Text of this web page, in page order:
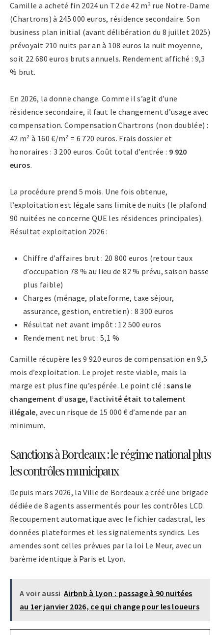
Camille a acheté fin 2024 un T2 de 42 m² rue Notre-Dame
(Chartrons) à 245 000 euros, résidence secondaire. Son
business plan initial (avant délibération du 8 juillet 2025)
prévoyait 210 nuits par an à 108 euros la nuit moyenne,
soit 22 680 euros bruts annuels. Rendement affiché : 9,3
% brut.
En 2026, la donne change. Comme il s’agit d’une
résidence secondaire, il faut le changement d’usage avec
compensation. Compensation Chartrons (non doublée) :
42 m² à 160 €/m² = 6 720 euros. Frais dossier et
honoraires : 3 200 euros. Coût total d’entrée : 9 920
euros.
La procédure prend 5 mois. Une fois obtenue,
l’exploitation est légale sans limite de nuits (le plafond
90 nuitées ne concerne QUE les résidences principales).
Résultat exploitation 2026 :
Chiffre d’affaires brut : 20 800 euros (retour taux
d’occupation 78 % au lieu de 82 % prévu, saison basse
plus faible)
Charges (ménage, plateforme, taxe séjour,
assurance, gestion, entretien) : 8 300 euros
Résultat net avant impôt : 12 500 euros
Rendement net brut : 5,1 %
Camille récupère les 9 920 euros de compensation en 9,5
mois d’exploitation. Le projet reste viable, mais la
marge est plus fine qu’espérée. Le point clé :sans le
changement d’usage, l’activité était totalement
illégale, avec un risque de 15 000 € d’amende par an
minimum.
Sanctions à Bordeaux : le régime national plus
les contrôles municipaux
Depuis mars 2026, la Ville de Bordeaux a créé une brigade
dédiée de 8 agents assermentés pour les contrôles LCD.
Recoupement automatique avec le fichier cadastral, les
données plateformes et les signalements syndics. Les
amendes sont celles prévues par la loi Le Meur, avec un
barème identique à Paris et Lyon.
A voir aussi Airbnb à Lyon : passage à 90 nuitées
au 1er janvier 2026, ce qui change pour les loueurs